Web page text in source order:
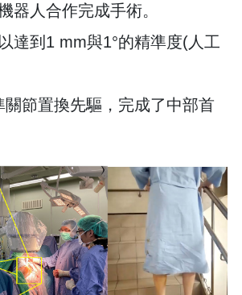
器人合作完成手術。
達到1 mm與1°的精準度(人工
節置換先驅，完成了中部首